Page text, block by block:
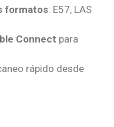
formatos: E57, LAS
Connect para
rápido desde